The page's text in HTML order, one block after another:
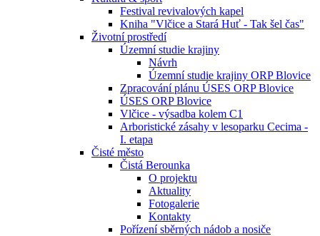
Festival revivalových kapel
Kniha "Vlčice a Stará Huť - Tak šel čas"
Životní prostředí
Územní studie krajiny
Návrh
Územní studie krajiny ORP Blovice
Zpracování plánu ÚSES ORP Blovice
ÚSES ORP Blovice
Vlčice - výsadba kolem C1
Arboristické zásahy v lesoparku Cecima -
I. etapa
Čisté město
Čistá Berounka
O projektu
Aktuality
Fotogalerie
Kontakty
Pořízení sběrných nádob a nosiče